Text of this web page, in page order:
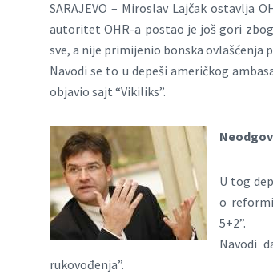
SARAJEVO – Miroslav Lajčak ostavlja
autoritet OHR-a postao je još gori
sve, a nije primijenio bonska ovlašćenja
Navodi se to u depeši američkog
objavio sajt “Vikiliks”.
U tog
o
5+2”.
Navodi
rukovođenja”.